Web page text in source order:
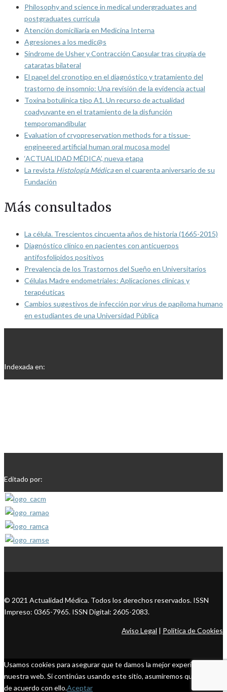
Philosophy and science in medical undergraduates and
postgraduates curricula
Atención domiciliaria en Medicina Interna
Agresiones a los medic@s
Síndrome de Usher y Contracción Capsular tras cirugía de
cataratas bilateral
El papel del cronotipo en el diagnóstico y tratamiento del
trastorno de insomnio: Una revisión de la evidencia actual
Toxina botulínica tipo A1. Un recurso de actualidad
coadyuvante en el tratamiento de la disfunción
temporomandibular
Evaluation of cryopreservation methods for a tissue-
engineered artificial human oral mucosa model
‘ACTUALIDAD MÉDICA’, nueva etapa
La revista Histología Médicaen el cuarenta aniversario de su
Fundación
Más consultados
La célula. Trescientos cincuenta años de historia (1665-2015)
Diagnóstico clínico en pacientes con anticuerpos
antifosfolípidos positivos
Prevalencia de los Trastornos del Sueño en Universitarios
Células Madre endometriales: Aplicaciones clínicas y
terapéuticas
Cambios sugestivos de infección por virus de papiloma humano
en estudiantes de una Universidad Pública
Indexada en:
Editado por:
© 2021 Actualidad Médica. Todos los derechos reservados. ISSN
Impreso: 0365-7965. ISSN Digital: 2605-2083.
Aviso Legal | Política de Cookies
Usamos cookies para asegurar que te damos la mejor experiencia en
nuestra web. Si continúas usando este sitio, asumiremos que estás
de acuerdo con ello.Aceptar